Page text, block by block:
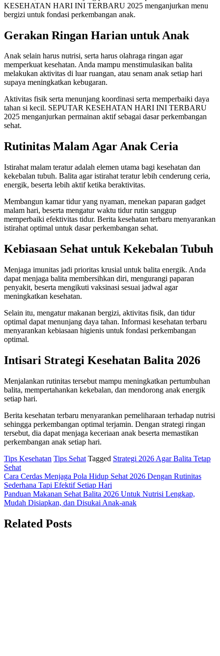
KESEHATAN HARI INI TERBARU 2025 menganjurkan menu
bergizi untuk fondasi perkembangan anak.
Gerakan Ringan Harian untuk Anak
Anak selain harus nutrisi, serta harus olahraga ringan agar
memperkuat kesehatan. Anda mampu menstimulasikan balita
melakukan aktivitas di luar ruangan, atau senam anak setiap hari
supaya meningkatkan kebugaran.
Aktivitas fisik serta menunjang koordinasi serta memperbaiki daya
tahan si kecil. SEPUTAR KESEHATAN HARI INI TERBARU
2025 menganjurkan permainan aktif sebagai dasar perkembangan
sehat.
Rutinitas Malam Agar Anak Ceria
Istirahat malam teratur adalah elemen utama bagi kesehatan dan
kekebalan tubuh. Balita agar istirahat teratur lebih cenderung ceria,
energik, beserta lebih aktif ketika beraktivitas.
Membangun kamar tidur yang nyaman, menekan paparan gadget
malam hari, beserta mengatur waktu tidur rutin sanggup
memperbaiki efektivitas tidur. Berita kesehatan terbaru menyarankan
istirahat optimal untuk dasar perkembangan sehat.
Kebiasaan Sehat untuk Kekebalan Tubuh
Menjaga imunitas jadi prioritas krusial untuk balita energik. Anda
dapat menjaga balita membersihkan diri, mengurangi paparan
penyakit, beserta mengikuti vaksinasi sesuai jadwal agar
meningkatkan kesehatan.
Selain itu, mengatur makanan bergizi, aktivitas fisik, dan tidur
optimal dapat menunjang daya tahan. Informasi kesehatan terbaru
menyarankan kebiasaan higienis untuk fondasi perkembangan
optimal.
Intisari Strategi Kesehatan Balita 2026
Menjalankan rutinitas tersebut mampu meningkatkan pertumbuhan
balita, mempertahankan kekebalan, dan mendorong anak energik
setiap hari.
Berita kesehatan terbaru menyarankan pemeliharaan terhadap nutrisi
sehingga perkembangan optimal terjamin. Dengan strategi ringan
tersebut, dia dapat menjaga keceriaan anak beserta memastikan
perkembangan anak setiap hari.
Tips Kesehatan Tips Sehat Tagged Strategi 2026 Agar Balita Tetap
Sehat
Navigasi
pos
Cara Cerdas Menjaga Pola Hidup Sehat 2026 Dengan Rutinitas
Sederhana Tapi Efektif Setiap Hari
Panduan Makanan Sehat Balita 2026 Untuk Nutrisi Lengkap,
Mudah Disiapkan, dan Disukai Anak-anak
Related Posts